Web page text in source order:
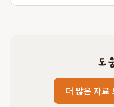
도
더 많은 자료